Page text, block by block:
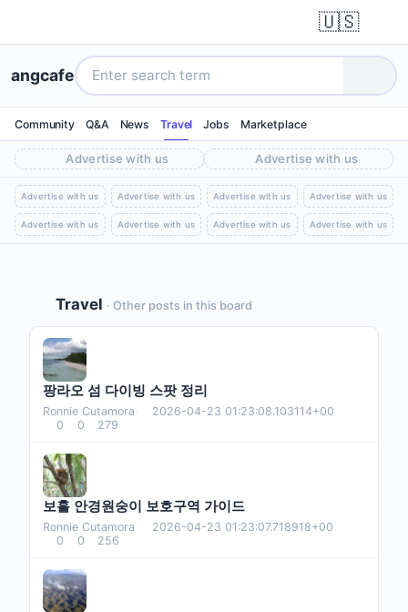
🇺🇸
angcafe
Community Q&A News Travel Jobs Marketplace
Advertise with us Advertise with us
Advertise with us Advertise with us Advertise with us Advertise with us
Advertise with us Advertise with us Advertise with us Advertise with us
Travel · Other posts in this board
팡라오 섬 다이빙 스팟 정리
Ronnie Cutamora
2026-04-23 01:23:08.103114+00
0
0 279
보홀 안경원숭이 보호구역 가이드
Ronnie Cutamora
2026-04-23 01:23:07.718918+00
0
0 256